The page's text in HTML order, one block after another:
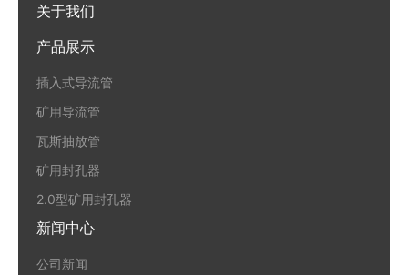
关于我们
产品展示
插入式导流管
矿用导流管
瓦斯抽放管
矿用封孔器
2.0型矿用封孔器
新闻中心
公司新闻